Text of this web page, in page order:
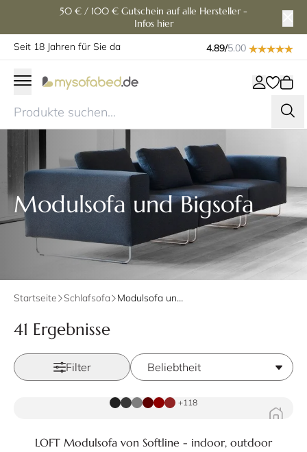
50 € / 100 € Gutschein auf alle Hersteller -
Infos hier
Seit 18 Jahren für Sie da
4.89/5.00
Modulsofa und Bigsofa
Startseite Schlafsofa Modulsofa und Bigsofa
41 Ergebnisse
Filter
Zum Produkt
+118
LOFT Modulsofa von Softline - indoor, outdoor